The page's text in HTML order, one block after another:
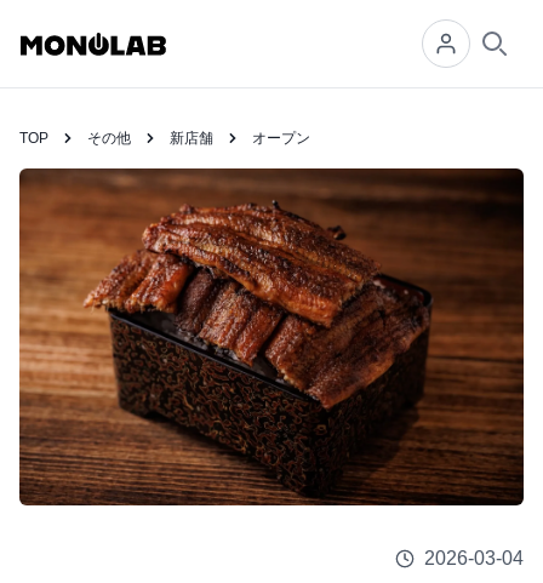
TOP その他 新店舗 オープン
2026-03-04